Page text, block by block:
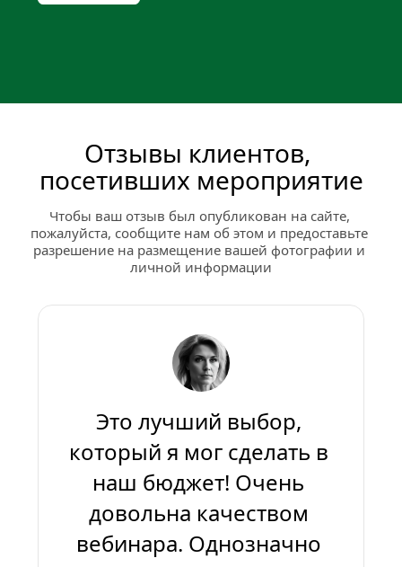
Отзывы клиентов,
посетивших мероприятие
Чтобы ваш отзыв был опубликован на сайте,
пожалуйста, сообщите нам об этом и предоставьте
разрешение на размещение вашей фотографии и
личной информации
Это лучший выбор,
который я мог сделать в
наш бюджет! Очень
довольна качеством
вебинара. Однозначно